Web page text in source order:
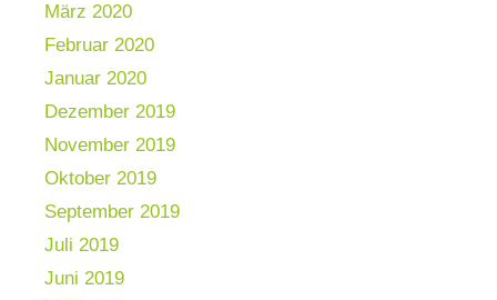
März 2020
Februar 2020
Januar 2020
Dezember 2019
November 2019
Oktober 2019
September 2019
Juli 2019
Juni 2019